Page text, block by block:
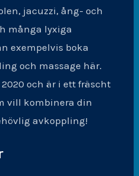
jacuzzi, ång- och
många lyxiga
exempelvis boka
och massage här.
och är i ett fräscht
vill kombinera din
avkoppling!